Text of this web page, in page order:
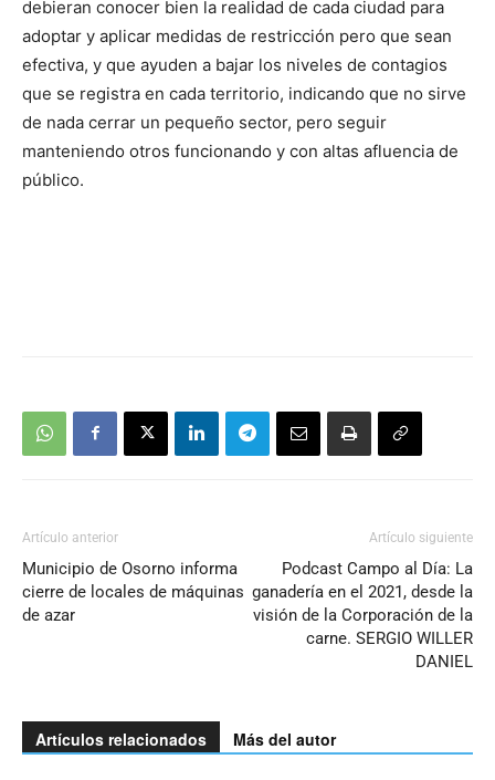
debieran conocer bien la realidad de cada ciudad para
adoptar y aplicar medidas de restricción pero que sean
efectiva, y que ayuden a bajar los niveles de contagios
que se registra en cada territorio, indicando que no sirve
de nada cerrar un pequeño sector, pero seguir
manteniendo otros funcionando y con altas afluencia de
público.
Artículo anterior
Municipio de Osorno informa
cierre de locales de máquinas
de azar
Artículo siguiente
Podcast Campo al Día: La
ganadería en el 2021, desde la
visión de la Corporación de la
carne. SERGIO WILLER
DANIEL
Artículos relacionados Más del autor